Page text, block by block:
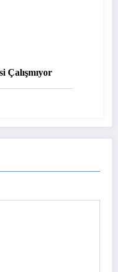
Çalışmıyor